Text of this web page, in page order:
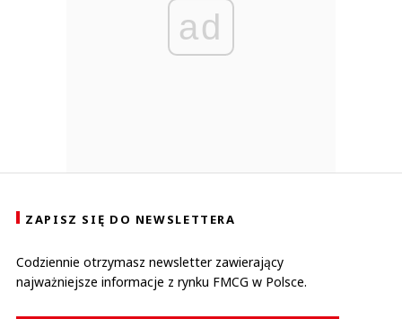
ad
ZAPISZ SIĘ DO NEWSLETTERA
Codziennie otrzymasz newsletter zawierający
najważniejsze informacje z rynku FMCG w Polsce.